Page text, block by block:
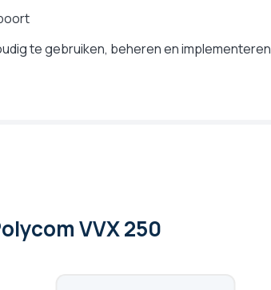
te gebruiken, beheren en implementeren
VVX 250